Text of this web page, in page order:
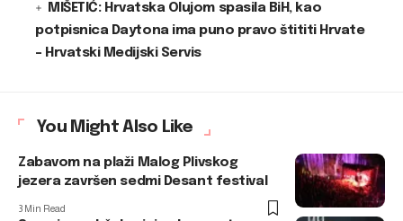
MIŠETIĆ: Hrvatska Olujom spasila BiH, kao
potpisnica Daytona ima puno pravo štititi Hrvate
– Hrvatski Medijski Servis
You Might Also Like
Zabavom na plaži Malog Plivskog
jezera završen sedmi Desant festival
3 Min Read